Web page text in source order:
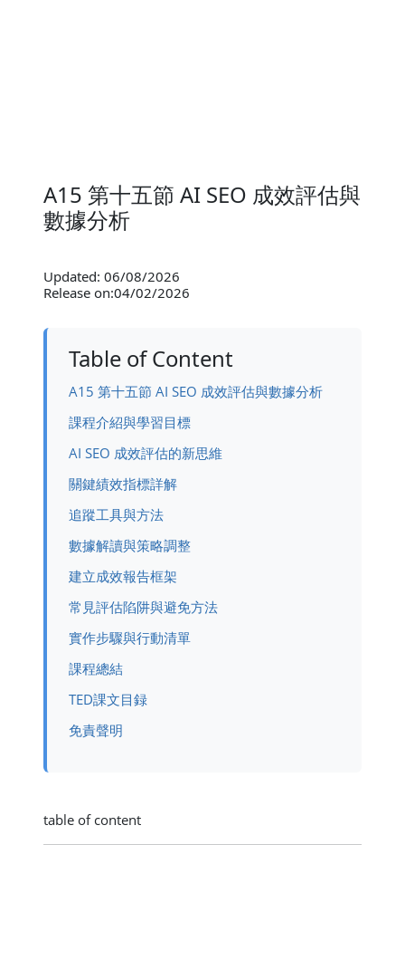
A15 第十五節 AI SEO 成效評估與
數據分析
Updated: 06/08/2026
Release on:04/02/2026
Table of Content
A15 第十五節 AI SEO 成效評估與數據分析
課程介紹與學習目標
AI SEO 成效評估的新思維
關鍵績效指標詳解
追蹤工具與方法
數據解讀與策略調整
建立成效報告框架
常見評估陷阱與避免方法
實作步驟與行動清單
課程總結
TED課文目録
免責聲明
table of content